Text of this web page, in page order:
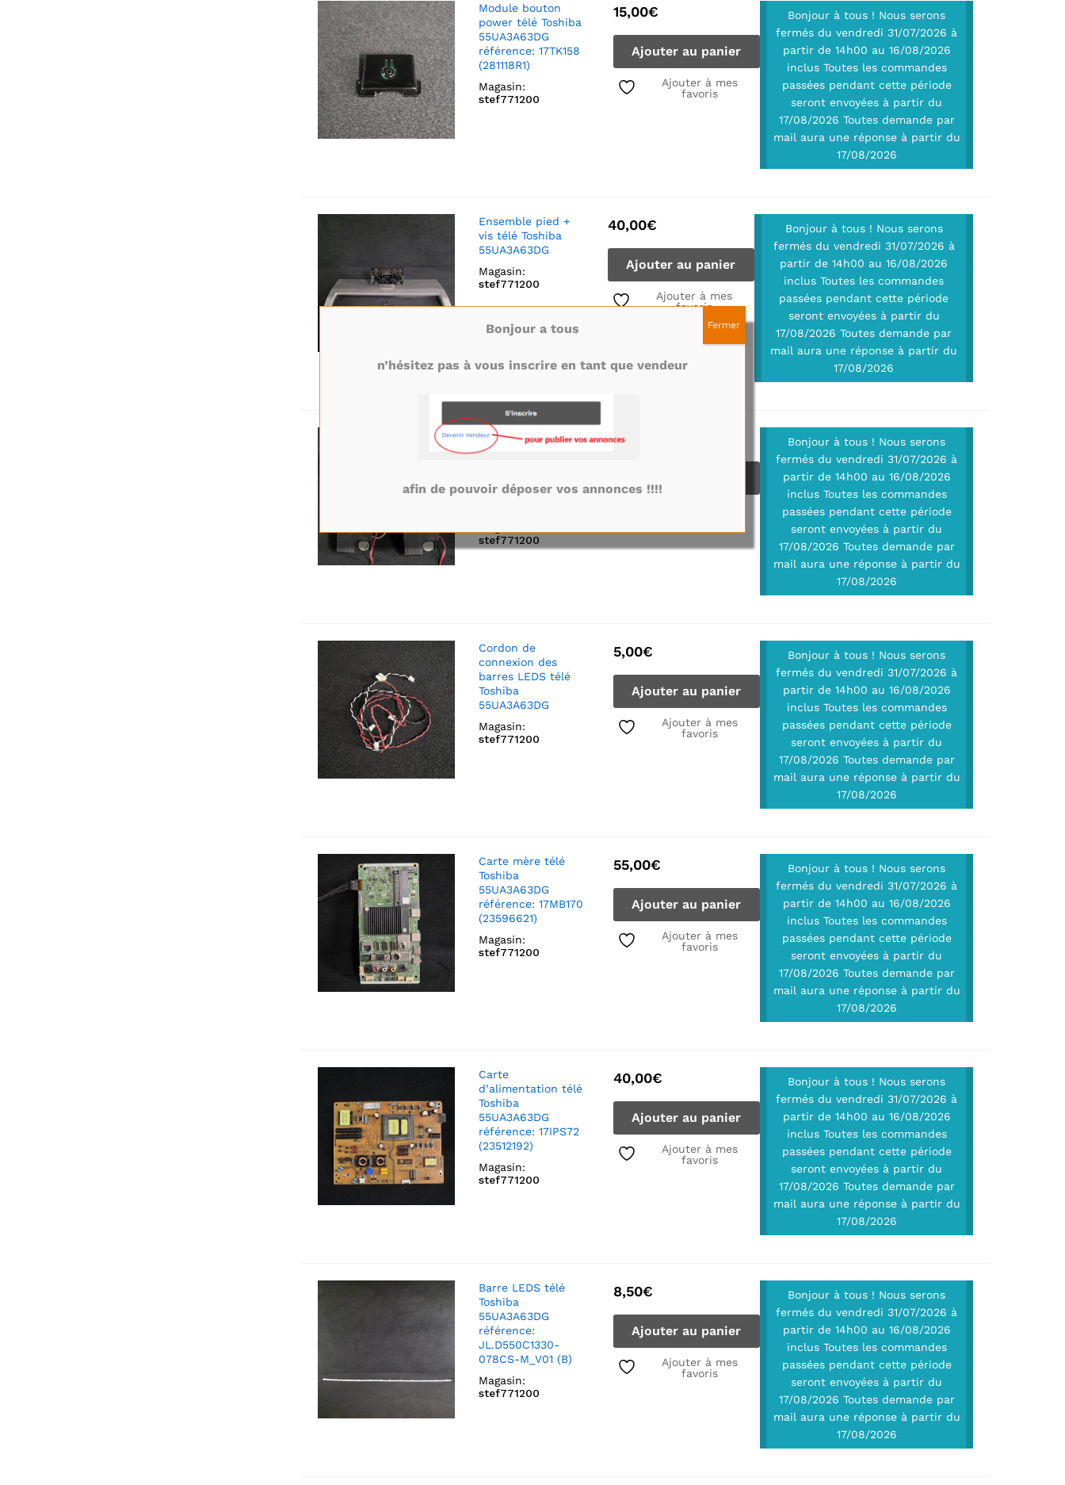
Module bouton
power télé Toshiba
55UA3A63DG
référence: 17TK158
(281118R1)
Magasin:
stef771200
15,00€
Ajouter au panier
Ajouter à mes
favoris
Bonjour à tous ! Nous serons
fermés du vendredi 31/07/2026 à
partir de 14h00 au 16/08/2026
inclus Toutes les commandes
passées pendant cette période
seront envoyées à partir du
17/08/2026 Toutes demande par
mail aura une réponse à partir du
17/08/2026
Ensemble pied +
vis télé Toshiba
55UA3A63DG
Magasin:
stef771200
40,00€
Ajouter au panier
Ajouter à mes
favoris
Bonjour à tous ! Nous serons
fermés du vendredi 31/07/2026 à
partir de 14h00 au 16/08/2026
inclus Toutes les commandes
passées pendant cette période
seront envoyées à partir du
17/08/2026 Toutes demande par
mail aura une réponse à partir du
17/08/2026
Ensemble haut
parleurs télé
référence:
stef771200
15,00
Bonjour à tous ! Nous serons
fermés du vendredi 31/07/2026 à
partir de 14h00 au 16/08/2026
inclus Toutes les commandes
passées pendant cette période
seront envoyées à partir du
17/08/2026 Toutes demande par
mail aura une réponse à partir du
17/08/2026
Cordon de
connexion des
barres LEDS télé
Toshiba
55UA3A63DG
Magasin:
stef771200
5,00€
Ajouter au panier
Ajouter à mes
favoris
Bonjour à tous ! Nous serons
fermés du vendredi 31/07/2026 à
partir de 14h00 au 16/08/2026
inclus Toutes les commandes
passées pendant cette période
seront envoyées à partir du
17/08/2026 Toutes demande par
mail aura une réponse à partir du
17/08/2026
Carte mère télé
Toshiba
55UA3A63DG
référence: 17MB170
(23596621)
Magasin:
stef771200
55,00€
Ajouter au panier
Ajouter à mes
favoris
Bonjour à tous ! Nous serons
fermés du vendredi 31/07/2026 à
partir de 14h00 au 16/08/2026
inclus Toutes les commandes
passées pendant cette période
seront envoyées à partir du
17/08/2026 Toutes demande par
mail aura une réponse à partir du
17/08/2026
Carte
d’alimentation télé
Toshiba
55UA3A63DG
référence: 17IPS72
(23512192)
Magasin:
stef771200
40,00€
Ajouter au panier
Ajouter à mes
favoris
Bonjour à tous ! Nous serons
fermés du vendredi 31/07/2026 à
partir de 14h00 au 16/08/2026
inclus Toutes les commandes
passées pendant cette période
seront envoyées à partir du
17/08/2026 Toutes demande par
mail aura une réponse à partir du
17/08/2026
Barre LEDS télé
Toshiba
55UA3A63DG
référence:
JL.D550C1330-
078CS-M_V01 (B)
Magasin:
stef771200
8,50€
Ajouter au panier
Ajouter à mes
favoris
Bonjour à tous ! Nous serons
fermés du vendredi 31/07/2026 à
partir de 14h00 au 16/08/2026
inclus Toutes les commandes
passées pendant cette période
seront envoyées à partir du
17/08/2026 Toutes demande par
mail aura une réponse à partir du
17/08/2026
Bonjour a tous
n’hésitez pas à vous inscrire en tant que vendeur
afin de pouvoir déposer vos annonces !!!!
Fermer